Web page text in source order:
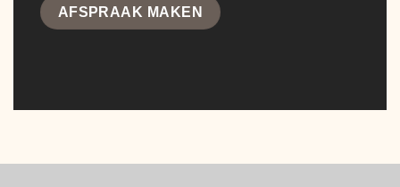
AFSPRAAK MAKEN